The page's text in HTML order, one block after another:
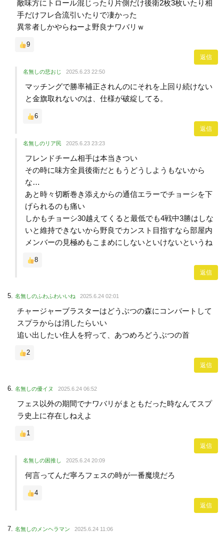
敵味方にトロール混じったり片側だけ後衛2枚3枚いたり相
手だけフレ合流引いたりで凄かった
異常者しかやらねーよ野良ナワバリｗ
9
返信
名無しの悲おじ 2025.6.23 22:50
マッチングで勝率補正されんのにそれを上回り続けない
と金旗取れないのは、仕様が破綻してる。
6
返信
名無しのリア民 2025.6.23 23:23
フレンドチーム相手は本当きつい
その時に味方全員後衛だともうどうしようもないから
な…
あと時々切断巻き添えからの通信エラーでチョーシを下
げられるのも痛い
しかもチョーシ30越えてくると最低でも4戦中3勝はしな
いと維持できないから野良でカンスト目指すなら部屋内
メンバーの見極めもこまめにしないといけないというね
8
返信
名無しのふわふわいいね 2025.6.24 02:01
チャージャーブラスターはどうぶつの森にコンバートして
スプラからは消したらいい
追い出したい住人を狩って、あつめろどうぶつの首
2
返信
名無しの優イヌ 2025.6.24 06:52
フェス以外の期間でナワバリがまともだった時なんてスプ
ラ史上に存在しねえよ
1
返信
名無しの困推し 2025.6.24 20:09
何言ってんだ寧ろフェスの時が一番魔境だろ
4
返信
名無しのメンヘラマン 2025.6.24 11:06